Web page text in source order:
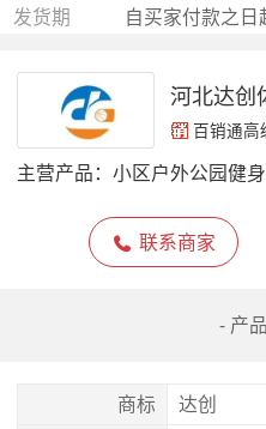
发货期
自买家付款之日
河北达创
百销通高
主营产品：
联系商家
- 产
商标
达创